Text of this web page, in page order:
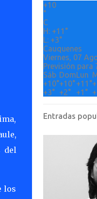
del
los
+10
°
C
H: +11°
L: +3°
Cauquenes
Viernes, 07
Previsión para
Sáb DomLun
+10°+10°+11°+
+3° +2° +1° +
Entradas